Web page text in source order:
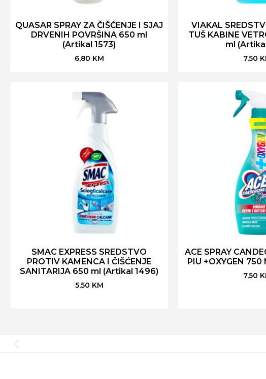
QUASAR SPRAY ZA ČIŠĆENJE I SJAJ
DRVENIH POVRŠINA 650 ml
(Artikal 1573)
6,80 KM
VIAKAL
TUŠ KABINE
ml
7,50
SMAC EXPRESS SREDSTVO
PROTIV KAMENCA I ČIŠĆENJE
SANITARIJA 650 ml (Artikal 1496)
5,50 KM
ACE SPRAY
PIU +OXYGEN
7,50